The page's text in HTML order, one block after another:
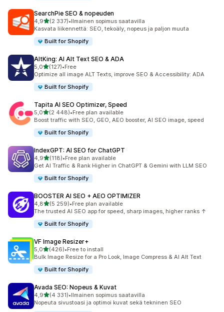
SearchPie SEO & nopeuden
4,9/ 5 tähteä
(2 337)
2337 arvostelua yhteensä
•Ilmainen sopimus saatavilla
Kasvata liikennettä: SEO, tekoäly, nopeus ja paljon muuta
Built for Shopify
AltKing: AI Alt Text SEO & ADA
5,0/ 5 tähteä
(127)
127 arvostelua yhteensä
•Free
Optimize all image ALT Texts, improve SEO & Accessibility: ADA
Built for Shopify
Tapita AI SEO Optimizer, Speed
5,0/ 5 tähteä
(2 448)
2448 arvostelua yhteensä
•Free plan available
Boost traffic with SEO, GEO, AEO booster, AI SEO image, speed
Built for Shopify
IndexGPT: AI SEO for ChatGPT
4,9/ 5 tähteä
(118)
118 arvostelua yhteensä
•Free plan available
Get AI Traffic & Rank Higher in ChatGPT & Gemini with LLM SEO
Built for Shopify
BOOSTER AI SEO + AEO OPTIMIZER
4,8/ 5 tähteä
(5 259)
5259 arvostelua yhteensä
•Free plan available
The trusted AI SEO app for speed, sharp images, higher ranks ↑
Built for Shopify
VF Image Resizer+
5,0/ 5 tähteä
(426)
426 arvostelua yhteensä
•Free to install
Bulk Image Resize for a Pro Look, Image Compress & AI Alt Text
Built for Shopify
Avada SEO: Nopeus & Kuvat
4,9/ 5 tähteä
(4 331)
4331 arvostelua yhteensä
•Ilmainen sopimus saatavilla
Nopeuta sivustoasi ja optimoi kuvat sekä tekninen SEO